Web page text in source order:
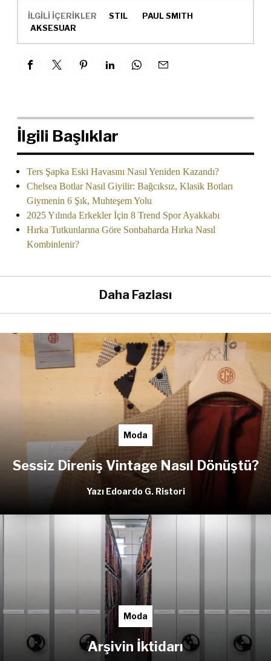
İLGİLİ İÇERİKLER STIL
PAUL SMITH
AKSESUAR
İlgili Başlıklar
Ters Şapka Eski Havasını Nasıl Yeniden Kazandı?
Chelsea Botlar Nasıl Giyilir: Bağcıksız, Klasik Botları
Giymenin 6 Şık, Muhteşem Yolu
2025 Yılında Erkekler İçin 8 Trend Spor Ayakkabı
Hırka Tutkunlarına Göre Sonbaharda Hırka Nasıl
Kombinlenir?
Daha Fazlası
Moda
Sessiz Direniş Vintage Nasıl Dönüştü?
Yazı Edoardo G. Ristori
Moda
Arşivin İktidarı